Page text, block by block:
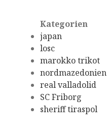
Kategorien
japan
losc
marokko trikot
nordmazedonien
real valladolid
SC Friborg
sheriff tiraspol